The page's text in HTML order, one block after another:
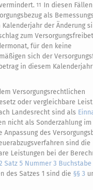
11
In diesen
als
der Änderung
zum
für den keine
sich der
in diesem
Versorgungsrechtlichen
oder vergleichbare
Landesrecht sind als
nicht als Sonderzahlung
des
sind die
Leistungen bei der
Satz 5 Nummer 3
des Satzes 1 sind die §§ 3